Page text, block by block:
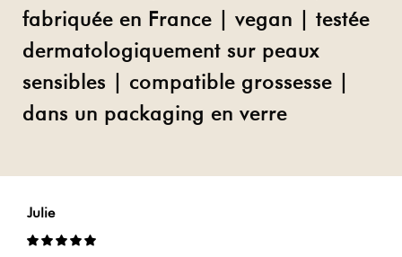
fabriquée en France | vegan | testée
dermatologiquement sur peaux
sensibles | compatible grossesse |
dans un packaging en verre